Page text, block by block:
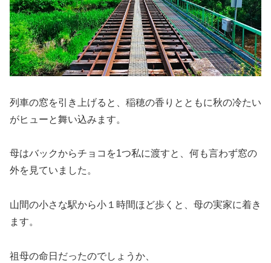
列車の窓を引き上げると、稲穂の香りとともに秋の冷たい
がヒューと舞い込みます。
母はバックからチョコを1つ私に渡すと、何も言わず窓の
外を見ていました。
山間の小さな駅から小１時間ほど歩くと、母の実家に着き
ます。
祖母の命日だったのでしょうか、